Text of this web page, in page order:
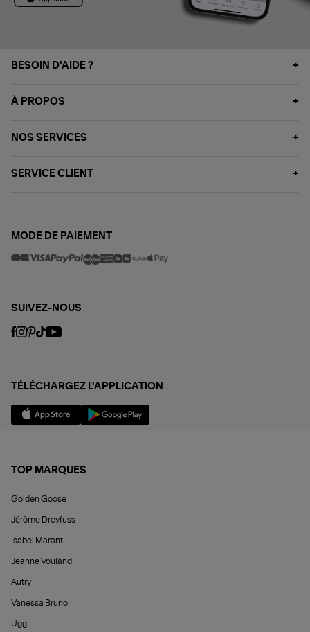
BESOIN D'AIDE ?
À PROPOS
NOS SERVICES
SERVICE CLIENT
MODE DE PAIEMENT
SUIVEZ-NOUS
TÉLÉCHARGEZ L'APPLICATION
TOP MARQUES
Golden Goose
Jérôme Dreyfuss
Isabel Marant
Jeanne Vouland
Autry
Vanessa Bruno
Ugg